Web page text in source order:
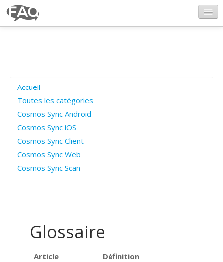
Poser une question
Questions ouvertes
Connexion
Accueil
Toutes les catégories
Cosmos Sync Android
Cosmos Sync iOS
Cosmos Sync Client
Cosmos Sync Web
Cosmos Sync Scan
Glossaire
Article Définition